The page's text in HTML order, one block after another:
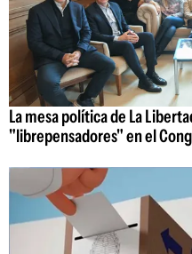
La mesa política de La
"librepensadores" en el